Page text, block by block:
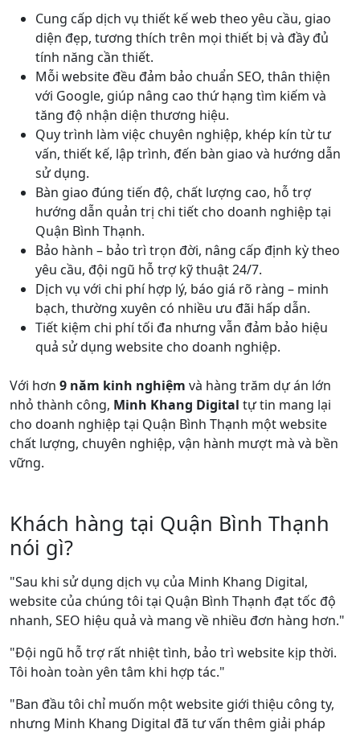
Cung cấp dịch vụ thiết kế web theo yêu cầu, giao
diện đẹp, tương thích trên mọi thiết bị và đầy đủ
tính năng cần thiết.
Mỗi website đều đảm bảo chuẩn SEO, thân thiện
với Google, giúp nâng cao thứ hạng tìm kiếm và
tăng độ nhận diện thương hiệu.
Quy trình làm việc chuyên nghiệp, khép kín từ tư
vấn, thiết kế, lập trình, đến bàn giao và hướng dẫn
sử dụng.
Bàn giao đúng tiến độ, chất lượng cao, hỗ trợ
hướng dẫn quản trị chi tiết cho doanh nghiệp tại
Quận Bình Thạnh.
Bảo hành – bảo trì trọn đời, nâng cấp định kỳ theo
yêu cầu, đội ngũ hỗ trợ kỹ thuật 24/7.
Dịch vụ với chi phí hợp lý, báo giá rõ ràng – minh
bạch, thường xuyên có nhiều ưu đãi hấp dẫn.
Tiết kiệm chi phí tối đa nhưng vẫn đảm bảo hiệu
quả sử dụng website cho doanh nghiệp.
Với hơn 9 năm kinh nghiệm và hàng trăm dự án lớn
nhỏ thành công, Minh Khang Digital tự tin mang lại
cho doanh nghiệp tại Quận Bình Thạnh một website
chất lượng, chuyên nghiệp, vận hành mượt mà và bền
vững.
Khách hàng tại Quận Bình Thạnh
nói gì?
"Sau khi sử dụng dịch vụ của Minh Khang Digital,
website của chúng tôi tại Quận Bình Thạnh đạt tốc độ
nhanh, SEO hiệu quả và mang về nhiều đơn hàng hơn."
"Đội ngũ hỗ trợ rất nhiệt tình, bảo trì website kịp thời.
Tôi hoàn toàn yên tâm khi hợp tác."
"Ban đầu tôi chỉ muốn một website giới thiệu công ty,
nhưng Minh Khang Digital đã tư vấn thêm giải pháp